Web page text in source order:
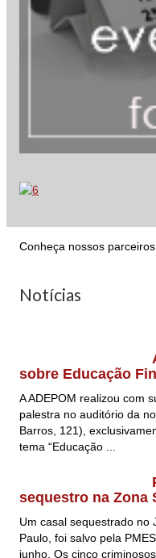
Conheça nossos
Notícias
sobre Educação
A ADEPOM realizou com
palestra no auditório da
Barros, 121),
tema “Educação ...
sequestro na Zona
Um casal sequestrado no
Paulo, foi salvo pela
junho. Os cinco